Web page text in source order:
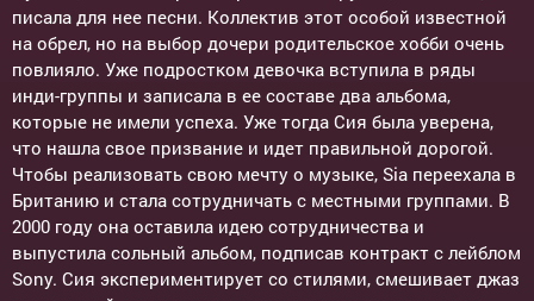
писала для нее песни. Коллектив этот особой известной
на обрел, но на выбор дочери родительское хобби очень
повлияло. Уже подростком девочка вступила в ряды
инди-группы и записала в ее составе два альбома,
которые не имели успеха. Уже тогда Сия была уверена,
что нашла свое призвание и идет правильной дорогой.
Чтобы реализовать свою мечту о музыке, Sia переехала в
Британию и стала сотрудничать с местными группами. В
2000 году она оставила идею сотрудничества и
выпустила сольный альбом, подписав контракт с лейблом
Sony. Сия экспериментирует со стилями, смешивает джаз